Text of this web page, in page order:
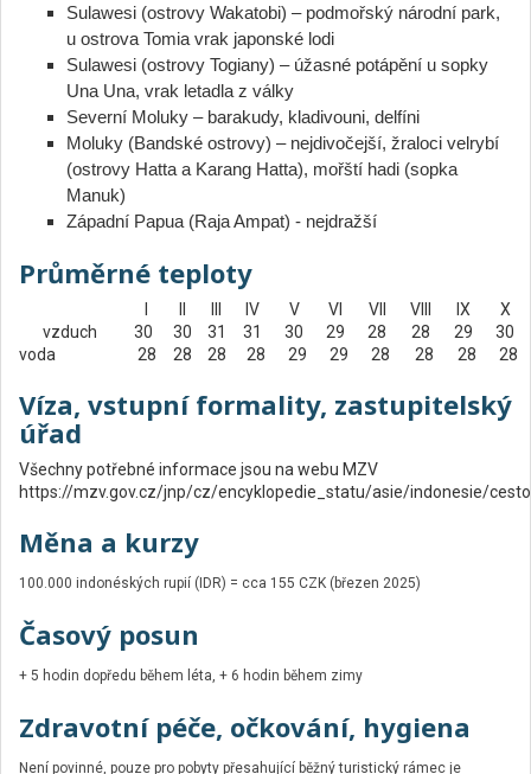
Sulawesi (ostrovy Wakatobi) – podmořský národní park,
u ostrova Tomia vrak japonské lodi
Sulawesi (ostrovy Togiany) – úžasné potápění u sopky
Una Una, vrak letadla z války
Severní Moluky – barakudy, kladivouni, delfíni
Moluky (Bandské ostrovy) – nejdivočejší, žraloci velrybí
(ostrovy Hatta a Karang Hatta), mořští hadi (sopka
Manuk)
Západní Papua (Raja Ampat) - nejdražší
Průměrné teploty
IV V VI VII VIII IX
X
vzduch
30 30 31 31 30 29 28 28 29
30
voda
28 28 28 28 29 29 28 28 28 28
Víza, vstupní formality, zastupitelský
úřad
Všechny potřebné informace jsou na webu MZV
https://mzv.gov.cz/jnp/cz/encyklopedie_statu/asie/indonesie/
Měna a kurzy
100.000 indonéských rupií (IDR) = cca 155 CZK (březen 2025)
Časový posun
+ 5 hodin dopředu během léta, + 6 hodin během zimy
Zdravotní péče, očkování, hygiena
Není povinné, pouze pro pobyty přesahující běžný turistický rámec je